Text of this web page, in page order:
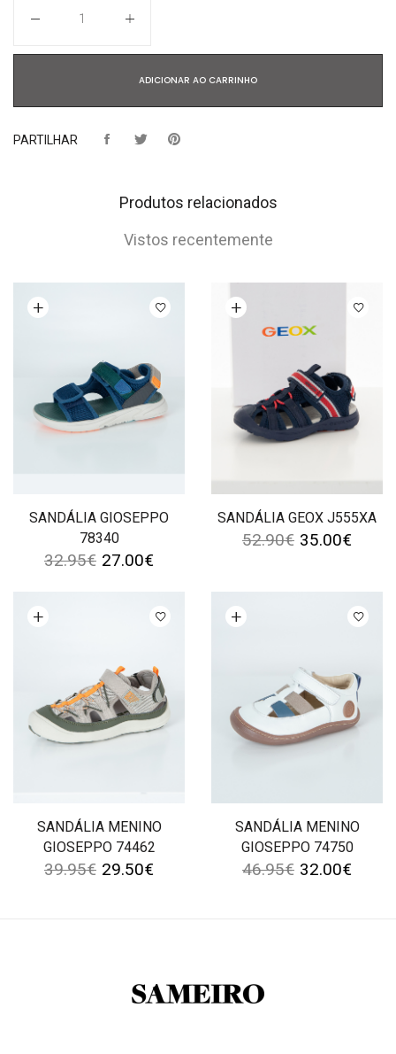
ADICIONAR AO CARRINHO
PARTILHAR
Produtos relacionados
Vistos recentemente
SANDÁLIA GIOSEPPO
78340
opções
32.95€ 27.00€
SANDÁLIA GEOX J555XA
Ver opções
52.90€ 35.00€
SANDÁLIA MENINO
GIOSEPPO 74462
opções
39.95€ 29.50€
SANDÁLIA MENINO
GIOSEPPO 74750
Ver opções
46.95€ 32.00€